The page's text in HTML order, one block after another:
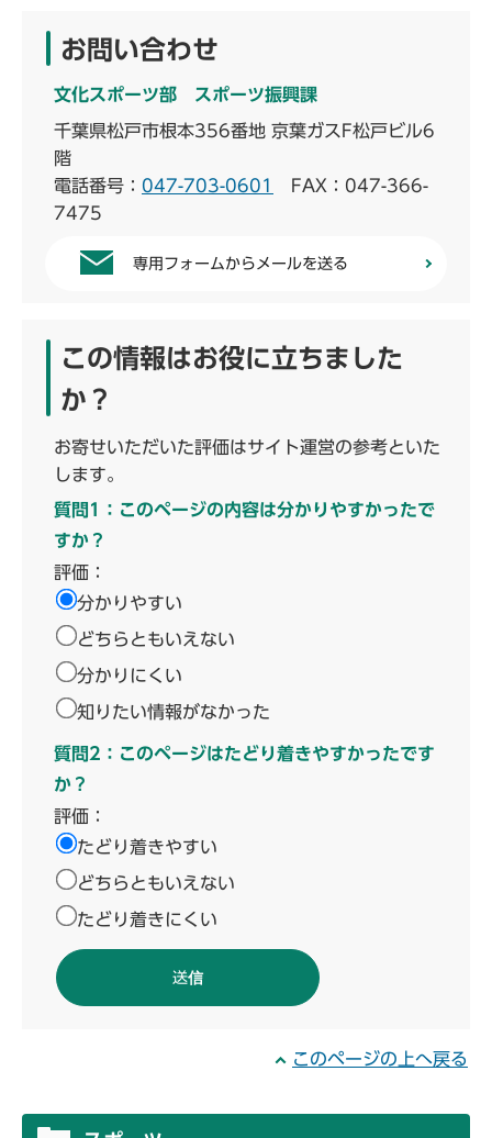
お問い合わせ
文化スポーツ部 スポーツ振興課
千葉県松戸市根本356番地 京葉ガスF松戸ビル6
階
電話番号： 047-703-0601
FAX：047-366-
7475
専用フォームからメールを送る
この情報はお役に立ちました
か？
お寄せいただいた評価はサイト運営の参考といた
します。
質問1：このページの内容は分かりやすかったで
すか？
評価：
分かりやすい
どちらともいえない
分かりにくい
知りたい情報がなかった
質問2：このページはたどり着きやすかったです
か？
評価：
たどり着きやすい
どちらともいえない
たどり着きにくい
このページの上へ戻る